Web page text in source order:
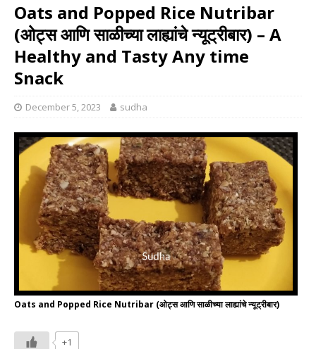
Oats and Popped Rice Nutribar
(ओट्स आणि साळीच्या लाह्यांचे न्यूट्रीबार) – A
Healthy and Tasty Any time
Snack
December 5, 2023 sudha
Oats and Popped Rice Nutribar (ओट्स आणि साळीच्या लाह्यांचे न्यूट्रीबार)
+1